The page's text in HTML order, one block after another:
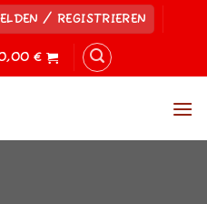
/ REGISTRIEREN
€